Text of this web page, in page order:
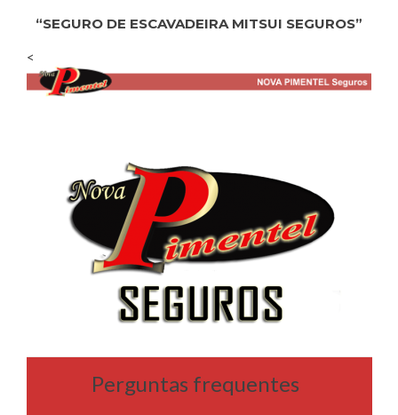
“SEGURO DE ESCAVADEIRA MITSUI SEGUROS”
<
Perguntas frequentes